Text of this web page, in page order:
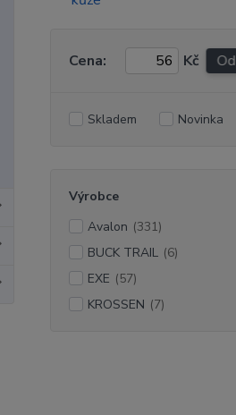
Cena: Kč Od
Skladem Novinka
Výrobce
Avalon (331)
BUCK TRAIL (6)
EXE (57)
KROSSEN (7)